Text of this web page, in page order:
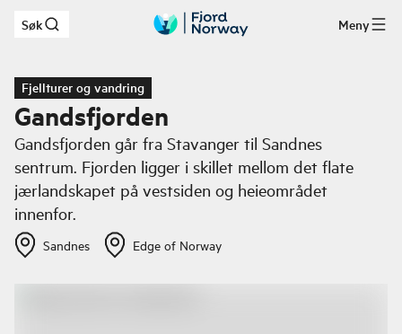
Hopp til hovedinnhold
Søk Meny
Fjellturer og vandring
Gandsfjorden
Gandsfjorden går fra Stavanger til Sandnes
sentrum. Fjorden ligger i skillet mellom det flate
jærlandskapet på vestsiden og heieområdet
innenfor.
Sandnes Edge of Norway